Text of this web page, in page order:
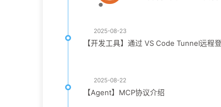
2025-08-23
【开发工具】通过 VS Code Tunnel远程
2025-08-22
【Agent】MCP协议介绍